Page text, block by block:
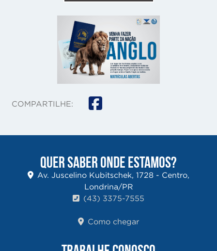
COMPARTILHE:
QUER SABER ONDE ESTAMOS?
Av. Juscelino Kubitschek, 1728 - Centro,
Londrina/PR
(43) 3375-7555
Como chegar